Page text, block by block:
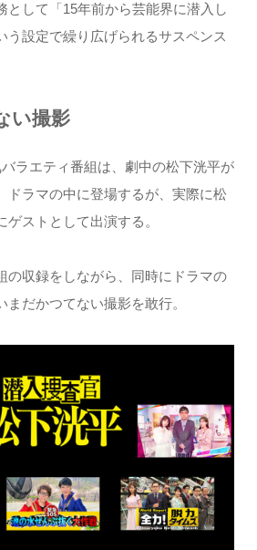
として「15年前から芸能界に潜入し
う設定で繰り広げられるサスペンス
い撮影
ラエティ番組は、劇中の松下洸平が
ドラマの中に登場するが、実際に松
ストとして出演する。
の収録をしながら、同時にドラマの
だかつてない撮影を敢行。